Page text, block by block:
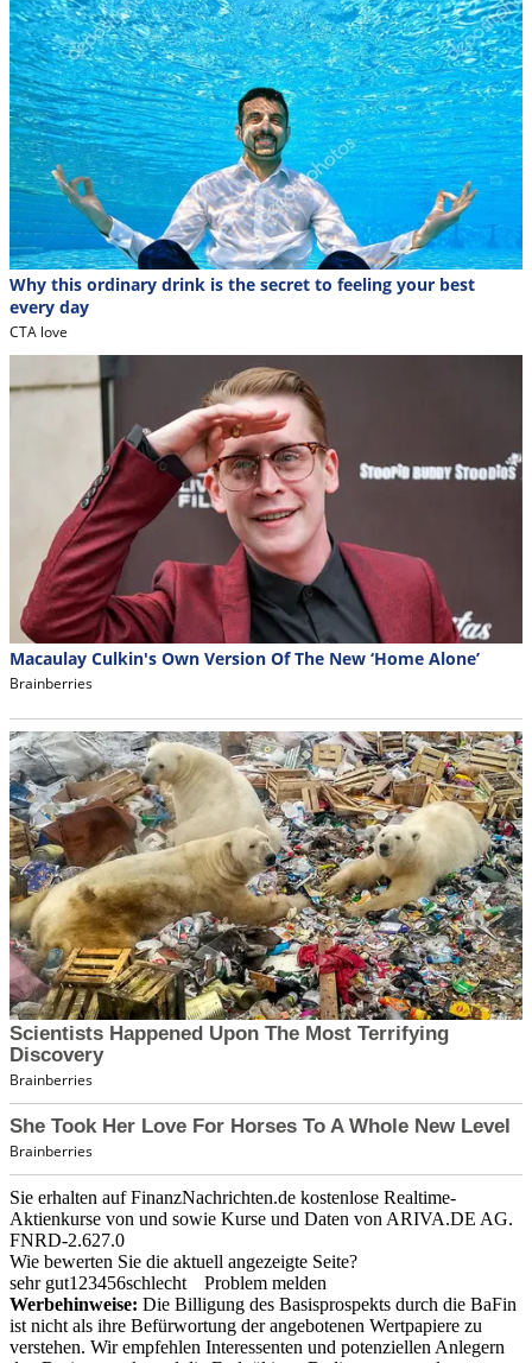
Sie erhalten auf FinanzNachrichten.de kostenlose Realtime-
Aktienkurse von und sowie Kurse und Daten von ARIVA.DE AG.
FNRD-2.627.0
Wie bewerten Sie die aktuell angezeigte Seite?
sehr gut1 23456schlecht
Problem melden
Werbehinweise: Die Billigung des Basisprospekts durch die BaFin
ist nicht als ihre Befürwortung der angebotenen Wertpapiere zu
verstehen. Wir empfehlen Interessenten und potenziellen Anlegern